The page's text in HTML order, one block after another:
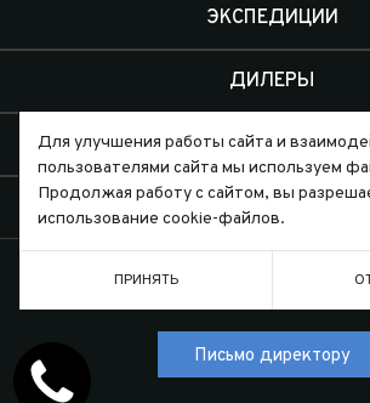
ЭКСПЕДИЦИИ
ДИЛЕРЫ
О КОМПАНИИ
КОНТАКТЫ
Письмо директору
Для улучшения работы сайта и
пользователями сайта мы используем
Продолжая работу с сайтом, вы
использование cookie-файлов.
ПРИНЯТЬ